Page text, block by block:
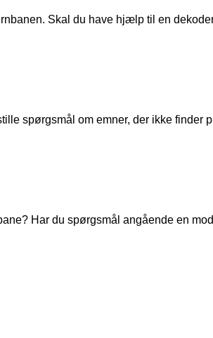
Skal du have hjælp til en
spørgsmål om emner, der ikke finder
Har du spørgsmål angående en